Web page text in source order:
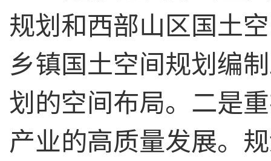
规划和西部山区国土
乡镇国土空间规划编
划的空间布局。二是
产业的高质量发展。